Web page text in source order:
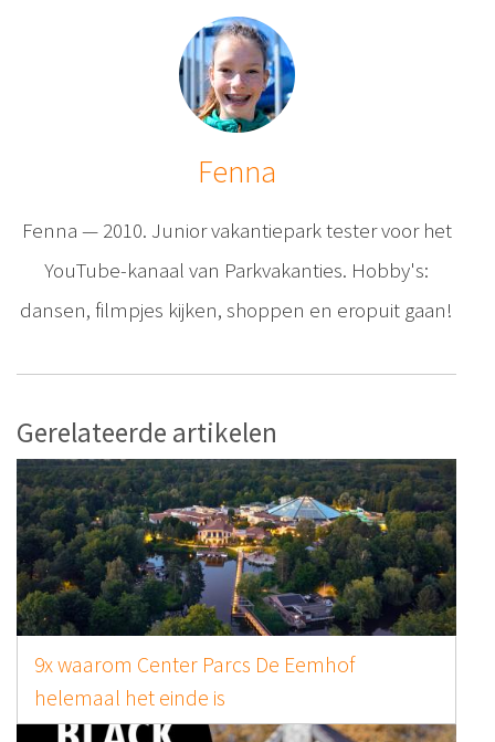
Fenna
Fenna — 2010. Junior vakantiepark tester voor het
YouTube-kanaal van Parkvakanties. Hobby's:
dansen, filmpjes kijken, shoppen en eropuit gaan!
Gerelateerde artikelen
9x waarom Center Parcs De Eemhof
helemaal het einde is